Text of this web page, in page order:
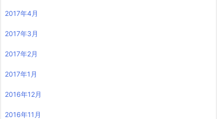
2017年4月
2017年3月
2017年2月
2017年1月
2016年12月
2016年11月